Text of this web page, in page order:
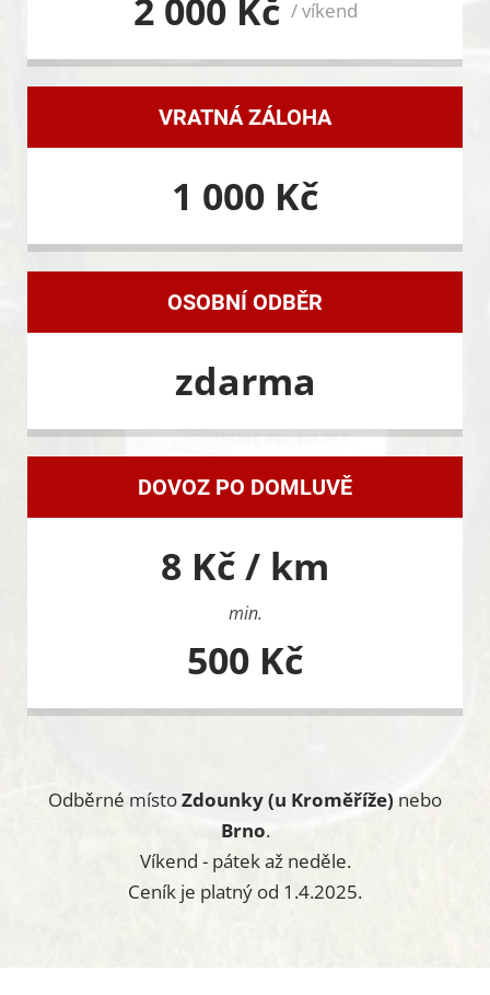
2 000 Kč / víkend
VRATNÁ ZÁLOHA
1 000 Kč
OSOBNÍ ODBĚR
zdarma
DOVOZ PO DOMLUVĚ
8 Kč / km
min.
500 Kč
Odběrné místoZdounky (u Kroměříže) nebo
Brno.
Víkend - pátek až neděle.
Ceník je platný od 1.4.2025.